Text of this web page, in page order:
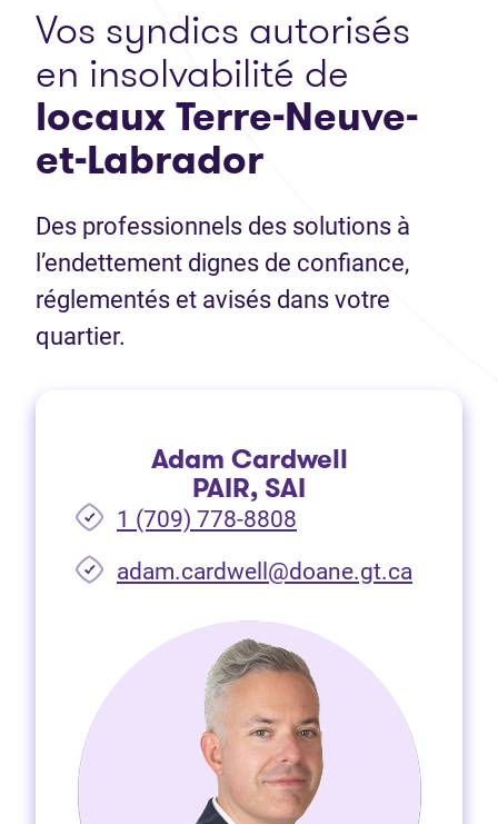
Vos syndics autorisés
en insolvabilité de
locaux Terre-Neuve-
et-Labrador
Des professionnels des solutions à
l’endettement dignes de confiance,
réglementés et avisés dans votre
quartier.
Adam Cardwell
PAIR, SAI
1 (709) 778-8808
adam.cardwell@doane.gt.ca